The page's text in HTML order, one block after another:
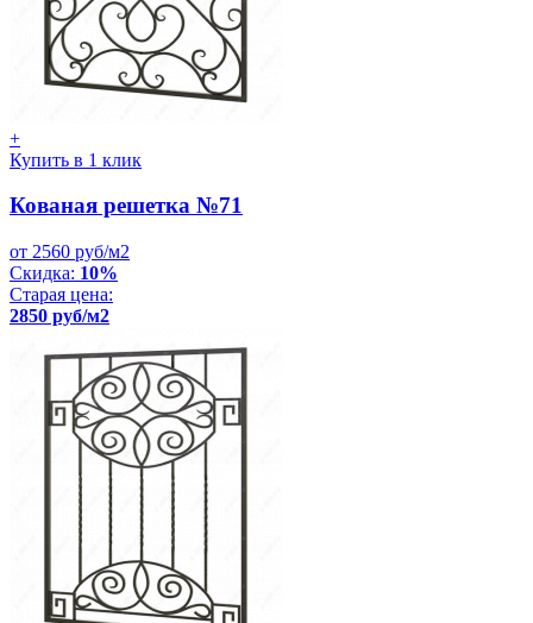
+
Купить в 1 клик
Кованая решетка №71
от 2560 руб/м2
Скидка: 10%
Старая цена:
2850 руб/м2